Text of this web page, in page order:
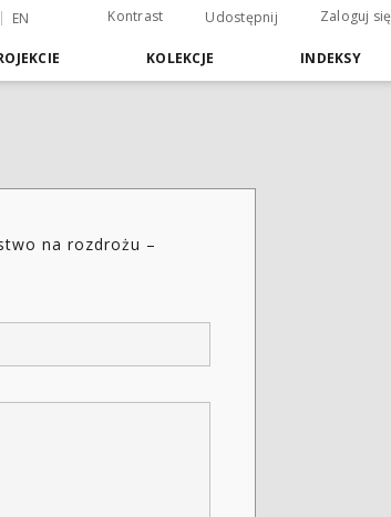
EN Kontrast Udostępnij Zaloguj się
KOLEKCJE INDEKSY
na rozdrożu –